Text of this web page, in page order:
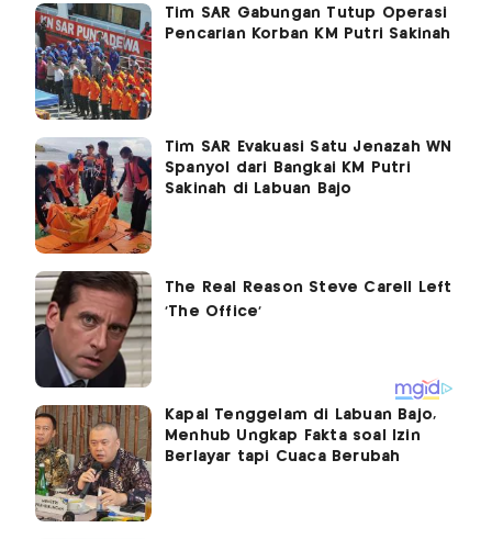
Tim SAR Gabungan Tutup Operasi
Pencarian Korban KM Putri Sakinah
Tim SAR Evakuasi Satu Jenazah WN
Spanyol dari Bangkai KM Putri
Sakinah di Labuan Bajo
Kapal Tenggelam di Labuan Bajo,
Menhub Ungkap Fakta soal Izin
Berlayar tapi Cuaca Berubah